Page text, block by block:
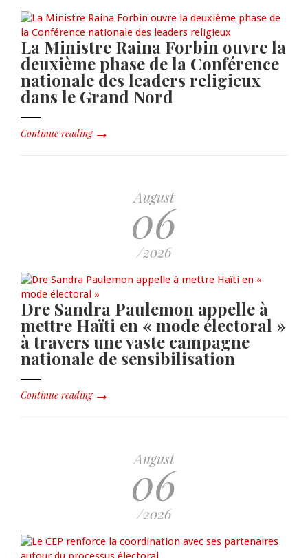
La Ministre Raina Forbin ouvre la
deuxième phase de la Conférence
nationale des leaders religieux
dans le Grand Nord
Continue reading
August
06
/2026
Dre Sandra Paulemon appelle à
mettre Haïti en « mode électoral »
à travers une vaste campagne
nationale de sensibilisation
Continue reading
August
06
/2026